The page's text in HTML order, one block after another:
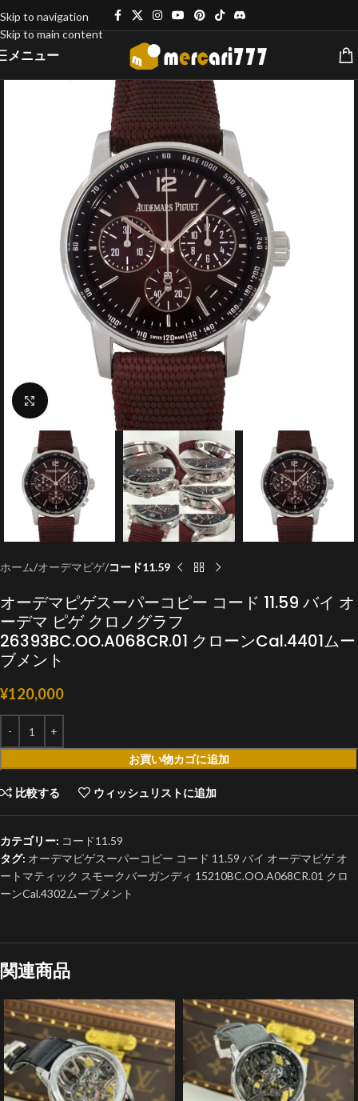
Skip to navigation
Skip to main content
メニュー
クリックで拡大
ホーム オーデマピゲ コード11.59
オーデマピゲスーパーコピー コード 11.59 バイ オ
ーデマ ピゲ クロノグラフ
26393BC.OO.A068CR.01 クローンCal.4401ムー
ブメント
¥120,000
お買い物カゴに追加
比較する ウィッシュリストに追加
カテゴリー: コード11.59
タグ: オーデマピゲスーパーコピー コード 11.59 バイ オーデマピゲ オ
ートマティック スモークバーガンディ 15210BC.OO.A068CR.01 クロ
ーンCal.4302ムーブメント
関連商品